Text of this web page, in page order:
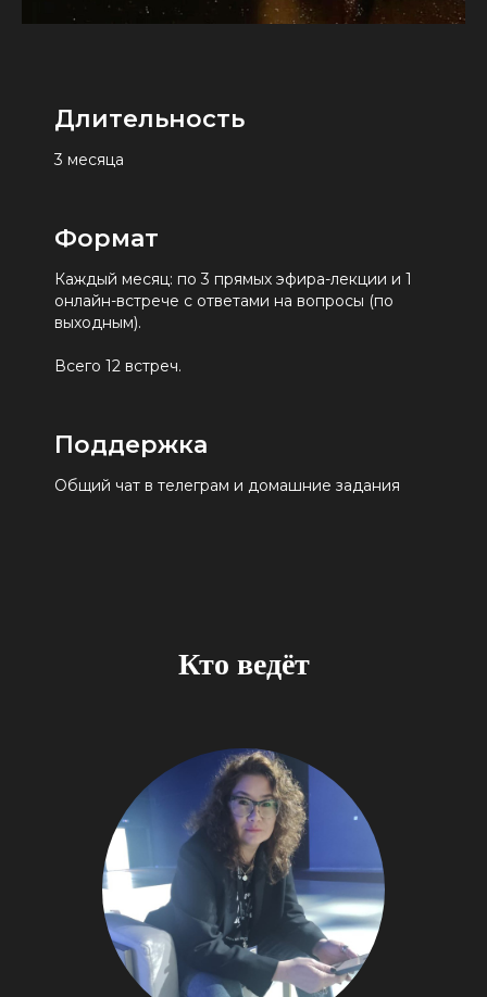
Длительность
3 месяца
Формат
Каждый месяц: по 3 прямых эфира-лекции и 1
онлайн-встрече с ответами на вопросы (по
выходным).
Всего 12 встреч.
Поддержка
Общий чат в телеграм и домашние задания
Кто ведёт